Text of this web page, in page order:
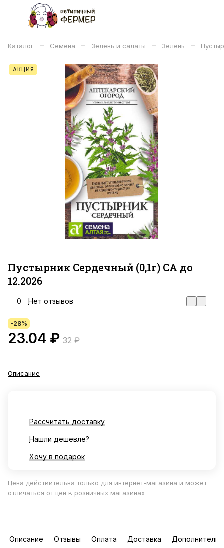
Каталог – Семена – Зелень и салаты – Зелень –
АКЦИЯ
Пустырник Сердечный (0,1г) СА до
12.2026
0 Нет отзывов
-28%
23.04 ₽ 32 ₽
Описание
Рассчитать доставку
Нашли дешевле?
Хочу в подарок
Цена действительна только для интернет-магазина и может
отличаться от цен в розничных магазинах
Описание Отзывы Оплата Доставка